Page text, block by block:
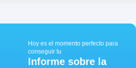
Hoy es el momento perfecto para
conseguir tu
Informe sobre la